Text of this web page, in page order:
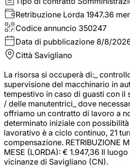
Retribuzione Lorda 1947.36
Codice annuncio 350247
Data di pubblicazione 8/8/
Città Savigliano
La risorsa si occuperà di:_
supervisione del macchinario in
tempestivo in caso di guasti con il
/ delle manutentrici_ dove
offriamo un contratto di lavoro a
determinato iniziale con
lavorativo è a ciclo continuo, 21
compensazione. RETRIBUZIONE
MESE (LORDA): € 1.947,36 Il
vicinanze di Savigliano (CN).